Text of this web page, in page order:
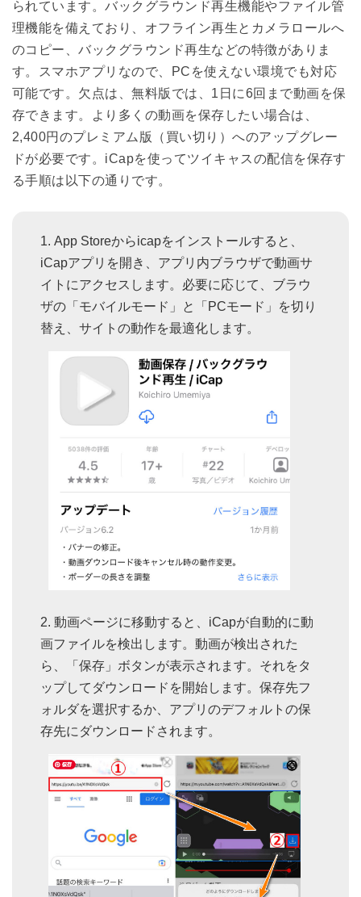
られています。バックグラウンド再生機能やファイル管
理機能を備えており、オフライン再生とカメラロールへ
のコピー、バックグラウンド再生などの特徴がありま
す。スマホアプリなので、PCを使えない環境でも対応
可能です。欠点は、無料版では、1日に6回まで動画を保
存できます。より多くの動画を保存したい場合は、
2,400円のプレミアム版（買い切り）へのアップグレー
ドが必要です。iCapを使ってツイキャスの配信を保存す
る手順は以下の通りです。
App Storeからicapをインストールすると、
iCapアプリを開き、アプリ内ブラウザで動画サ
イトにアクセスします。必要に応じて、ブラウ
ザの「モバイルモード」と「PCモード」を切り
替え、サイトの動作を最適化します。
動画ページに移動すると、iCapが自動的に動
画ファイルを検出します。動画が検出された
ら、「保存」ボタンが表示されます。それをタ
ップしてダウンロードを開始します。保存先フ
ォルダを選択するか、アプリのデフォルトの保
存先にダウンロードされます。